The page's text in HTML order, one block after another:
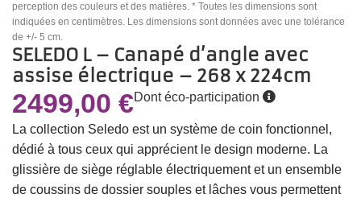
perception des couleurs et des matières. * Toutes les dimensions sont
indiquées en centimètres. Les dimensions sont données avec une tolérance
de +/- 5 cm.
SELEDO L – Canapé d’angle avec
assise électrique – 268 x 224cm
2499,00 €Dont éco-participation
La collection Seledo est un système de coin fonctionnel,
dédié à tous ceux qui apprécient le design moderne. La
glissière de siège réglable électriquement et un ensemble
de coussins de dossier souples et lâches vous permettent